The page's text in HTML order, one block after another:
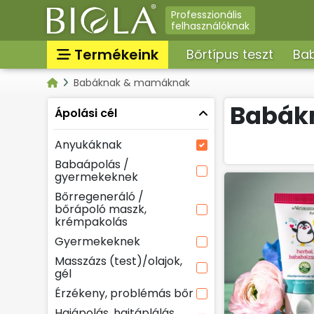
Professzionális
felhasználóknak
Termékeink Bőrtípus teszt
Kategóriák
Összes termék
Nappali arckrémek,
arcbalzsam, arckrém
Parfümök, EDT,
Bőrregeneráló maszkok,
Intim higiéniai termékek
Masszázsolajok,
Arctisztítás, arctej,
sminklemosó, micellás
Szemkörnyékápolók,
szemránckrémek,
Tonikok, splashek
Babáknak & mamáknak
Ápolási cél
Anyukáknak
Babaápolás /
gyermekeknek
Bőrregeneráló /
bőrápoló maszk,
krémpakolás
Gyermekeknek
Masszázs (test)/olajok,
gél
Érzékeny, problémás bőr